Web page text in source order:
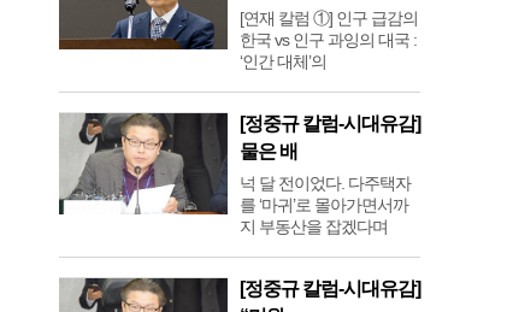
[연재 칼럼 ①] 인구 급감의
한국 vs 인구 과잉의 대국 :
‘인간 대체’의
[정중규 칼럼-시대유감]
물은 배
넉 달 전이었다. 다주택자
를 ‘마귀’로 몰아가면서까
지 부동산을 잡겠다며
[정중규 칼럼-시대유감]